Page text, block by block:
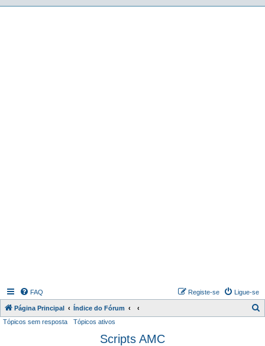
FAQ Ligue-se
Registe-se
Página Principal Índice do Fórum
Tópicos sem resposta Tópicos ativos
Scripts AMC